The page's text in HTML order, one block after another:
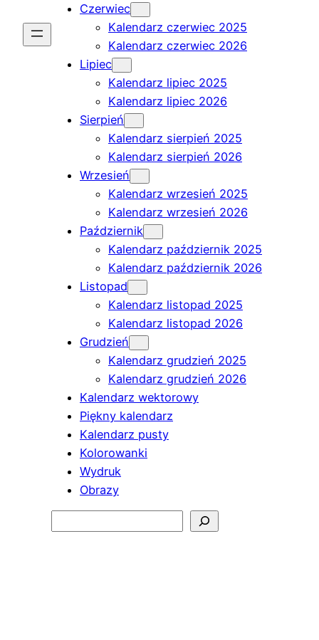
Czerwiec
Kalendarz czerwiec 2025
Kalendarz czerwiec 2026
Lipiec
Kalendarz lipiec 2025
Kalendarz lipiec 2026
Sierpień
Kalendarz sierpień 2025
Kalendarz sierpień 2026
Wrzesień
Kalendarz wrzesień 2025
Kalendarz wrzesień 2026
Październik
Kalendarz październik 2025
Kalendarz październik 2026
Listopad
Kalendarz listopad 2025
Kalendarz listopad 2026
Grudzień
Kalendarz grudzień 2025
Kalendarz grudzień 2026
Kalendarz wektorowy
Piękny kalendarz
Kalendarz pusty
Kolorowanki
Wydruk
Obrazy